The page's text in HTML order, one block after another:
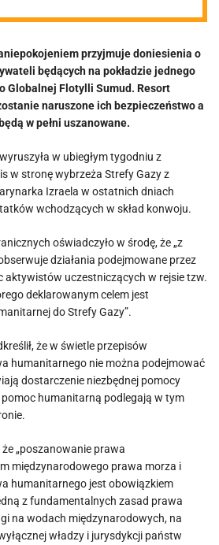
dużym
Izraela”
przyjmuje doniesienia o
będących na pokładzie jednego
Globalnej Flotylli Sumud. Resort
naruszone ich bezpieczeństwo a
w pełni uszanowane.
w ubiegłym tygodniu z
w stronę wybrzeża Strefy Gazy z
Izraela w ostatnich dniach
wchodzących w skład konwoju.
oświadczyło w środę, że „z
działania podejmowane przez
aktywistów uczestniczących w rejsie tzw.
deklarowanym celem jest
do Strefy Gazy”.
że w świetle przepisów
humanitarnego nie można podejmować
dostarczenie niezbędnej pomocy
humanitarną podlegają w tym
„poszanowanie prawa
międzynarodowego prawa morza i
humanitarnego jest obowiązkiem
z fundamentalnych zasad prawa
na wodach międzynarodowych, na
władzy i jurysdykcji państw